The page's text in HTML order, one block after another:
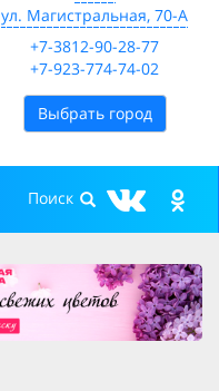
ул. Магистральная, 70-А
+7-3812-90-28-77
+7-923-774-74-02
Выбрать город